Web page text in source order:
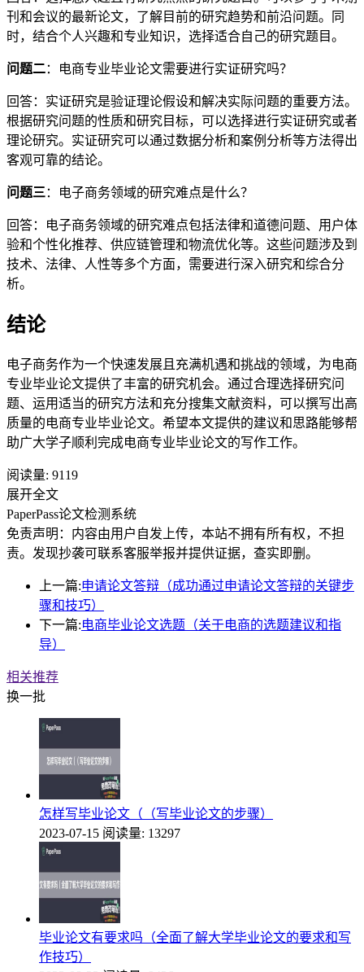
刊和会议的最新论文，了解目前的研究趋势和前沿问题。同
时，结合个人兴趣和专业知识，选择适合自己的研究题目。
问题二：电商专业毕业论文需要进行实证研究吗？
回答：实证研究是验证理论假设和解决实际问题的重要方法。
根据研究问题的性质和研究目标，可以选择进行实证研究或者
理论研究。实证研究可以通过数据分析和案例分析等方法得出
客观可靠的结论。
问题三：电子商务领域的研究难点是什么？
回答：电子商务领域的研究难点包括法律和道德问题、用户体
验和个性化推荐、供应链管理和物流优化等。这些问题涉及到
技术、法律、人性等多个方面，需要进行深入研究和综合分
析。
结论
电子商务作为一个快速发展且充满机遇和挑战的领域，为电商
专业毕业论文提供了丰富的研究机会。通过合理选择研究问
题、运用适当的研究方法和充分搜集文献资料，可以撰写出高
质量的电商专业毕业论文。希望本文提供的建议和思路能够帮
助广大学子顺利完成电商专业毕业论文的写作工作。
阅读量: 9119
展开全文
PaperPass论文检测系统
免责声明：内容由用户自发上传，本站不拥有所有权，不担
责。发现抄袭可联系客服举报并提供证据，查实即删。
上一篇:申请论文答辩（成功通过申请论文答辩的关键步
骤和技巧）
下一篇:电商毕业论文选题（关于电商的选题建议和指
导）
相关推荐
换一批
怎样写毕业论文（（写毕业论文的步骤）
2023-07-15 阅读量: 13297
毕业论文有要求吗（全面了解大学毕业论文的要求和写
作技巧）